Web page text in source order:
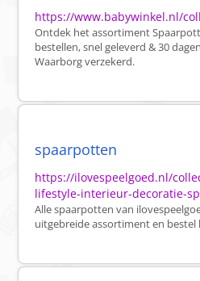
https://www.babywinkel.nl/
Ontdek het assortiment
bestellen, snel geleverd & 30
Waarborg verzekerd.
spaarpotten
https://ilovespeelgoed.nl/
lifestyle-interieur-decoratie-
Alle spaarpotten van
uitgebreide assortiment en bestel